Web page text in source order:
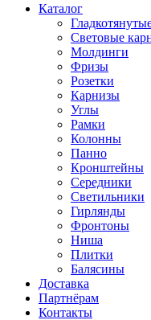
Каталог
Световые
Молдинги
Фризы
Розетки
Карнизы
Углы
Рамки
Колонны
Панно
Кронштейны
Середники
Светильники
Гирлянды
Фронтоны
Ниша
Плитки
Балясины
Доставка
Партнёрам
Контакты